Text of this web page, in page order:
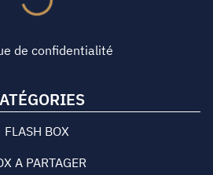
de confidentialité
FLASH BOX
A PARTAGER